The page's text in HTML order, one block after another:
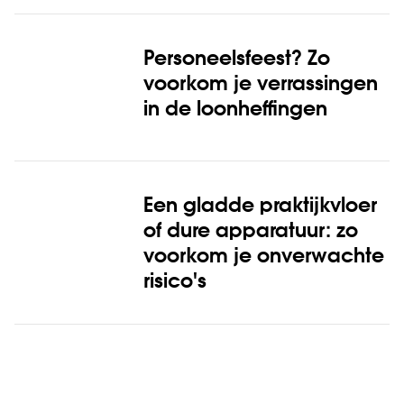
Personeelsfeest? Zo
voorkom je verrassingen
in de loonheffingen
Een gladde praktijkvloer
of dure apparatuur: zo
voorkom je onverwachte
risico's